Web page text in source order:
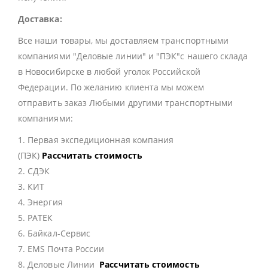
Доставка:
Все наши товары, мы доставляем транспортными
компаниями "Деловые линии" и "ПЭК"с нашего склада
в Новосибирске в любой уголок Российской
Федерации. По желанию клиента мы можем
отправить заказ Любыми другими транспортными
компаниями:
1. Первая экспедиционная компания
(ПЭК) Рассчитать стоимость
2. СДЭК
3. КИТ
4. Энергия
5. РАТЕК
6. Байкал-Сервис
7. EMS Почта России
8. Деловые Линии Рассчитать стоимость